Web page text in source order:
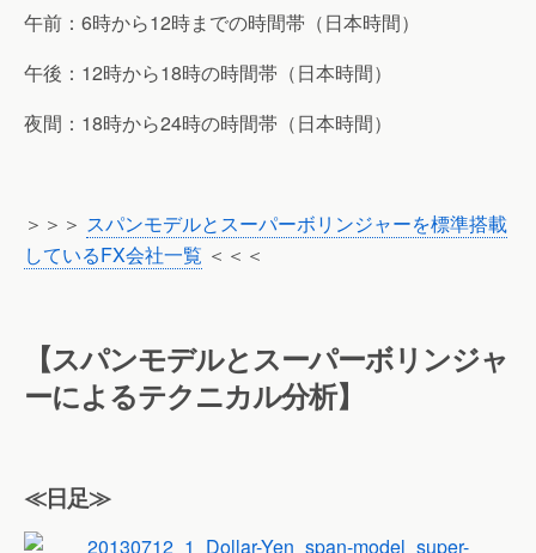
午前：6時から12時までの時間帯（日本時間）
午後：12時から18時の時間帯（日本時間）
夜間：18時から24時の時間帯（日本時間）
＞＞＞ スパンモデルとスーパーボリンジャーを標準搭載
しているFX会社一覧 ＜＜＜
【スパンモデルとスーパーボリンジャ
ーによるテクニカル分析】
≪日足≫